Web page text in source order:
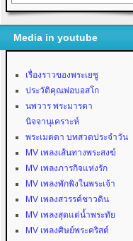
Media in youtube
เรื่องราวของพระเยซู
ประวัติคุณพ่อบอสโก
นพวาร พระมารดา
นิจจานุเคราะห์
พระเมตตา บทสวดประจำวัน
MV เพลงเส้นทางพระสงฆ์
MV เพลงภารกิจแห่งรัก
MV เพลงพักพิงในพระเจ้า
MV เพลงสวรรค์ชาวดิน
MV เพลงสุดแต่น้ำพระทัย
MV เพลงศิษย์พระคริสต์